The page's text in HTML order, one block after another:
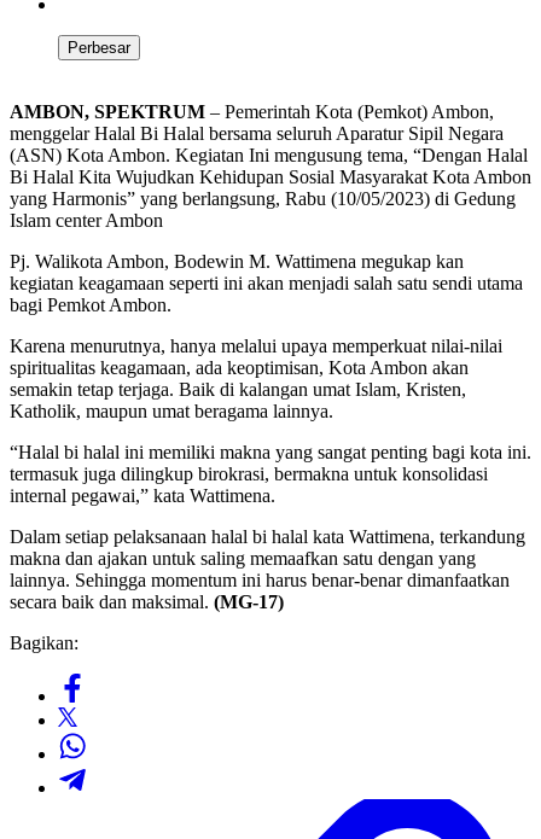
Perbesar
AMBON, SPEKTRUM – Pemerintah Kota (Pemkot) Ambon,
menggelar Halal Bi Halal bersama seluruh Aparatur Sipil Negara
(ASN) Kota Ambon. Kegiatan Ini mengusung tema, “Dengan Halal
Bi Halal Kita Wujudkan Kehidupan Sosial Masyarakat Kota Ambon
yang Harmonis” yang berlangsung, Rabu (10/05/2023) di Gedung
Islam center Ambon
Pj. Walikota Ambon, Bodewin M. Wattimena megukap kan
kegiatan keagamaan seperti ini akan menjadi salah satu sendi utama
bagi Pemkot Ambon.
Karena menurutnya, hanya melalui upaya memperkuat nilai-nilai
spiritualitas keagamaan, ada keoptimisan, Kota Ambon akan
semakin tetap terjaga. Baik di kalangan umat Islam, Kristen,
Katholik, maupun umat beragama lainnya.
“Halal bi halal ini memiliki makna yang sangat penting bagi kota ini.
termasuk juga dilingkup birokrasi, bermakna untuk konsolidasi
internal pegawai,” kata Wattimena.
Dalam setiap pelaksanaan halal bi halal kata Wattimena, terkandung
makna dan ajakan untuk saling memaafkan satu dengan yang
lainnya. Sehingga momentum ini harus benar-benar dimanfaatkan
secara baik dan maksimal. (MG-17)
Bagikan: